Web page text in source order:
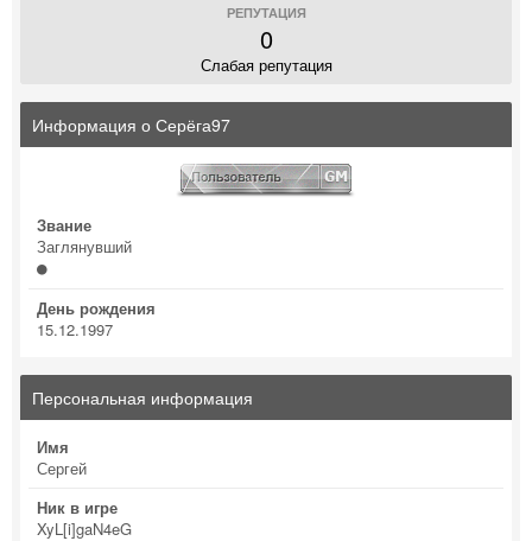
РЕПУТАЦИЯ
0
Слабая репутация
Информация о Серёга97
Звание
Заглянувший
День рождения
15.12.1997
Персональная информация
Имя
Сергей
Ник в игре
XyL[i]gaN4eG